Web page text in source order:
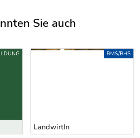
Sie auch
BMS/BHS
EnergieberaterIn